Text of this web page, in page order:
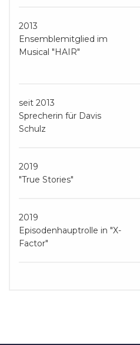
2013
Ensemblemitglied im
Musical "HAIR"
seit 2013
Sprecherin für Davis
Schulz
2019
"True Stories"
2019
Episodenhauptrolle in "X-
Factor"